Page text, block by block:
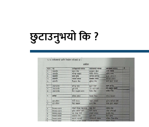
छुटाउनुभयो कि ?